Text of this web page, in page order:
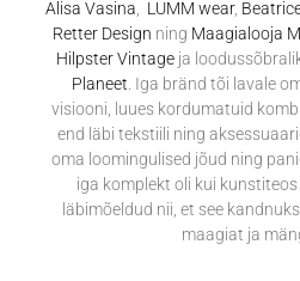
Alisa Vasina, LUMM wear,
Retter Design ning Maagialooja
Hilpster Vintage ja
Planeet. Iga bränd tõi lavale
visiooni, luues kordumatuid
end läbi tekstiili ning
oma loomingulised jõud ning
iga komplekt oli kui
läbimõeldud nii, et see
maagiat ja